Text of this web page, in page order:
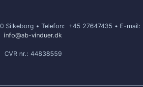
Silkeborg • Telefon:
+45 27647435 • E-mail:
info@ab-vinduer.dk
CVR nr.: 44838559